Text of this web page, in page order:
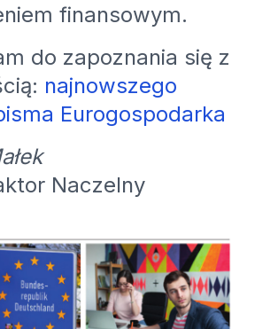
finansowym.
do zapoznania się z
najnowszego
Eurogospodarka
Naczelny